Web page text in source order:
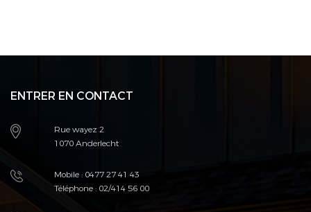
ENTRER EN CONTACT
Rue wayez 2
1070 Anderlecht
Mobile : 0477 27 41 43
Téléphone : 02/414 56 00